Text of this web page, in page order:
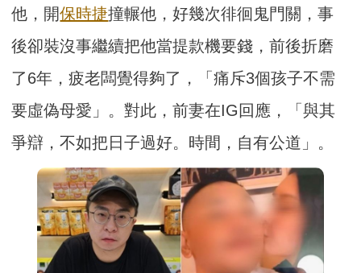
他，開保時捷撞輾他，好幾次徘徊鬼門關，事
後卻裝沒事繼續把他當提款機要錢，前後折磨
了6年，疲老闆覺得夠了，「痛斥3個孩子不需
要虛偽母愛」。對此，前妻在IG回應，「與其
爭辯，不如把日子過好。時間，自有公道」。